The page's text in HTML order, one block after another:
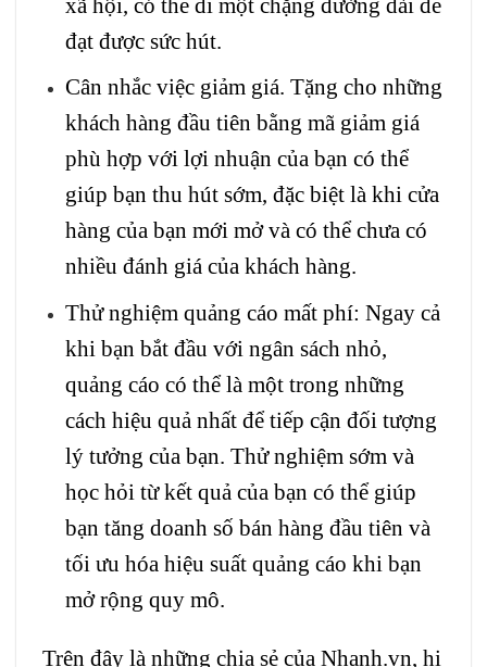
đạt được sức hút.
Cân nhắc việc giảm giá. Tặng cho những
khách hàng đầu tiên bằng mã giảm giá
phù hợp với lợi nhuận của bạn có thể
giúp bạn thu hút sớm, đặc biệt là khi cửa
hàng của bạn mới mở và có thể chưa có
nhiều đánh giá của khách hàng.
Thử nghiệm quảng cáo mất phí: Ngay cả
khi bạn bắt đầu với ngân sách nhỏ,
quảng cáo có thể là một trong những
cách hiệu quả nhất để tiếp cận đối tượng
lý tưởng của bạn. Thử nghiệm sớm và
học hỏi từ kết quả của bạn có thể giúp
bạn tăng doanh số bán hàng đầu tiên và
tối ưu hóa hiệu suất quảng cáo khi bạn
mở rộng quy mô.
​Trên đây là những chia sẻ của Nhanh.vn, hi